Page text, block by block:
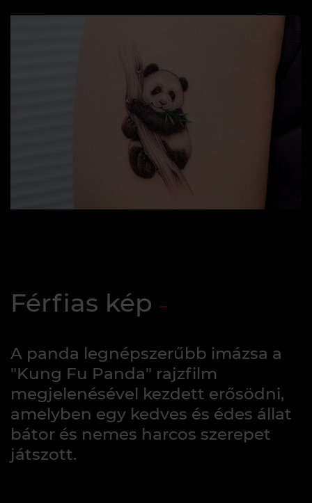
Férfias kép
A panda legnépszerűbb imázsa a
"Kung Fu Panda" rajzfilm
megjelenésével kezdett erősödni,
amelyben egy kedves és édes állat
bátor és nemes harcos szerepet
játszott.